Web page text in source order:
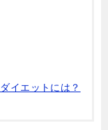
イエットには？